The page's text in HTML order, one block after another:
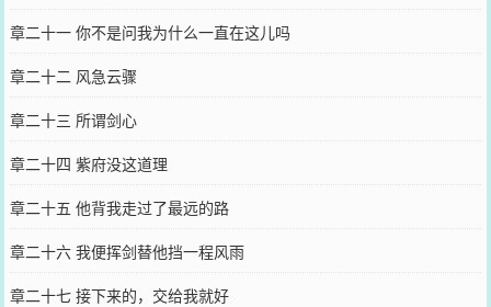
章二十一 你不是问我为什么一直在这儿吗
章二十二 风急云骤
章二十三 所谓剑心
章二十四 紫府没这道理
章二十五 他背我走过了最远的路
章二十六 我便挥剑替他挡一程风雨
章二十七 接下来的，交给我就好